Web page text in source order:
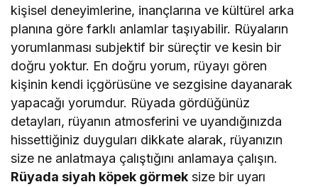
kişisel deneyimlerine, inançlarına ve kültürel arka
planına göre farklı anlamlar taşıyabilir. Rüyaların
yorumlanması subjektif bir süreçtir ve kesin bir
doğru yoktur. En doğru yorum, rüyayı gören
kişinin kendi içgörüsüne ve sezgisine dayanarak
yapacağı yorumdur. Rüyada gördüğünüz
detayları, rüyanın atmosferini ve uyandığınızda
hissettiğiniz duyguları dikkate alarak, rüyanızın
size ne anlatmaya çalıştığını anlamaya çalışın.
Rüyada siyah köpek görmek size bir uyarı